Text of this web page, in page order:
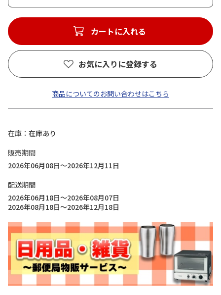
カートに入れる
お気に入りに登録する
商品についてのお問い合わせはこちら
在庫
在庫あり
販売期間
2026年06月08日～2026年12月11日
配送期間
2026年06月18日～2026年08月07日
2026年08月18日～2026年12月18日